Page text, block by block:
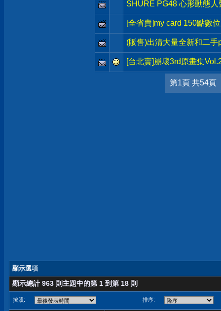
SHURE PG48 心形動態人
[全省賣]my card 150點數
(販售)出清大量全新和二手
[台北賣]崩壞3rd原畫集
第1頁 共54頁
顯示選項
顯示總計 963 則主題中的第 1 到第 18 則
按照: 排序: